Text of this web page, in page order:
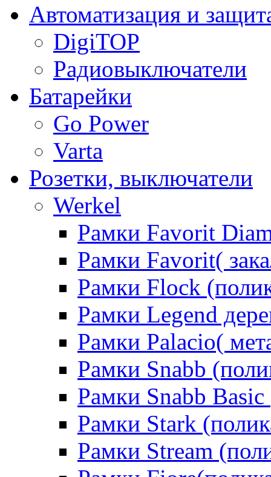
Автоматизация и
DigiTOP
Радиовыключатели
Батарейки
Go Power
Varta
Розетки, выключатели
Werkel
Рамки Favorit
Рамки Favorit(
Рамки Flock
Рамки Legend
Рамки Palacio(
Рамки Snabb
Рамки Snabb
Рамки Stark
Рамки Stream